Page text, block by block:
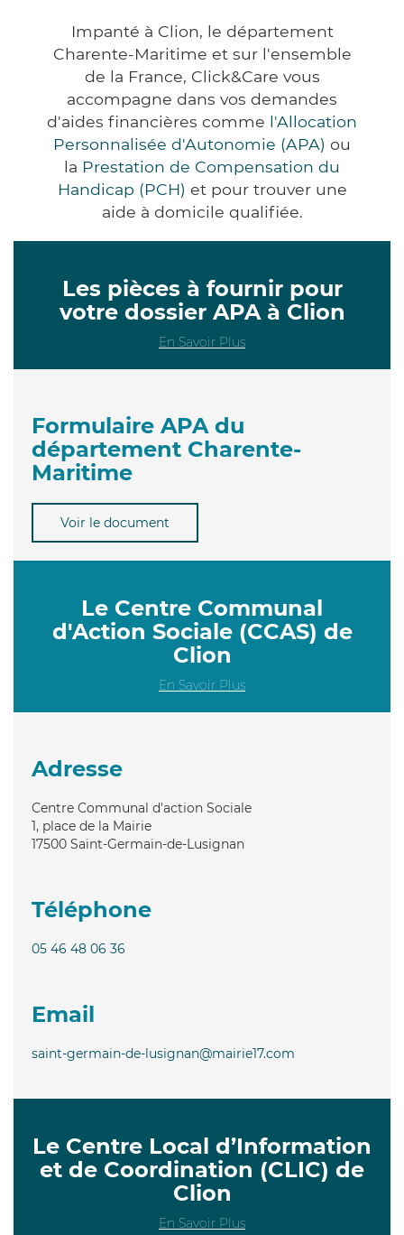
Impanté à Clion, le département
Charente-Maritime et sur l'ensemble
de la France, Click&Care vous
accompagne dans vos demandes
d'aides financières comme l'Allocation
Personnalisée d'Autonomie (APA) ou
la Prestation de Compensation du
Handicap (PCH) et pour trouver une
aide à domicile qualifiée.
Les pièces à fournir pour
votre dossier APA à Clion
En Savoir Plus
Formulaire APA du
département Charente-
Maritime
Voir le document
Le Centre Communal
d'Action Sociale (CCAS) de
Clion
En Savoir Plus
Adresse
Centre Communal d'action Sociale
1, place de la Mairie
17500 Saint-Germain-de-Lusignan
Téléphone
05 46 48 06 36
Email
saint-germain-de-lusignan@mairie17.com
Le Centre Local d’Information
et de Coordination (CLIC) de
Clion
En Savoir Plus